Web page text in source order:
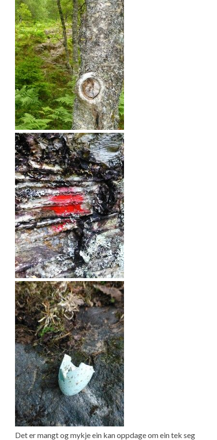
Det er mangt og mykje ein kan oppdage om ein tek seg